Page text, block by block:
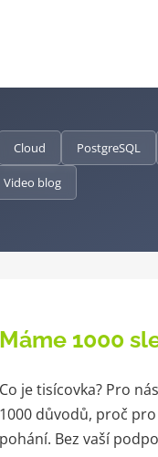
Cloud PostgreSQL
Video blog
Máme 1000
Co je tisícovka? Pro
1000 důvodů, proč
pohání. Bez vaší